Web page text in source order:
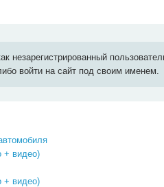
незарегистрированный
войти на сайт под своим именем.
+ видео)
+ видео)